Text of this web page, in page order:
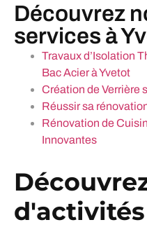
Découvrez
services à
Travaux d’Isolation
Bac Acier à Yvetot
Création de Verrière
Réussir sa
Rénovation de
Innovantes
d'activités